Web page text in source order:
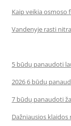
Kaip veikia osmoso
Vandenyje rasti
5 būdų panaudoti
2026 6 būdų
7 būdų panaudoti
Dažniausios